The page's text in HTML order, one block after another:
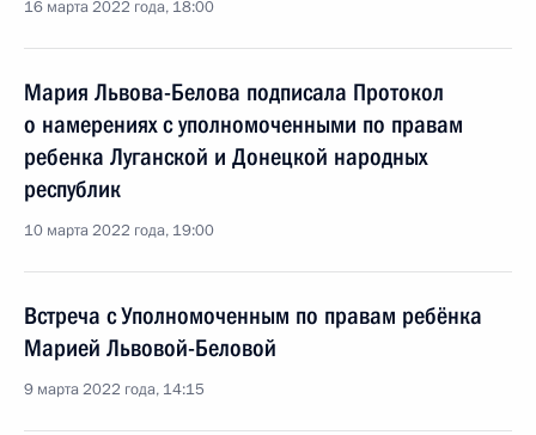
16 марта 2022 года, 18:00
Мария Львова-Белова подписала Протокол
о намерениях с уполномоченными по правам
ребенка Луганской и Донецкой народных
республик
10 марта 2022 года, 19:00
Встреча с Уполномоченным по правам ребёнка
Марией Львовой-Беловой
9 марта 2022 года, 14:15